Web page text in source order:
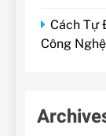
Cách Tự
Công